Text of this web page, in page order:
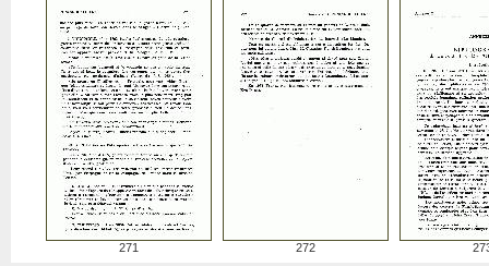
271 272